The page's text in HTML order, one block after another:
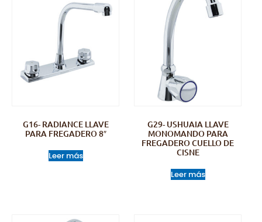
G16- RADIANCE LLAVE
PARA FREGADERO 8″
Leer más
G29- USHUAIA LLAVE
MONOMANDO PARA
FREGADERO CUELLO DE
CISNE
Leer más